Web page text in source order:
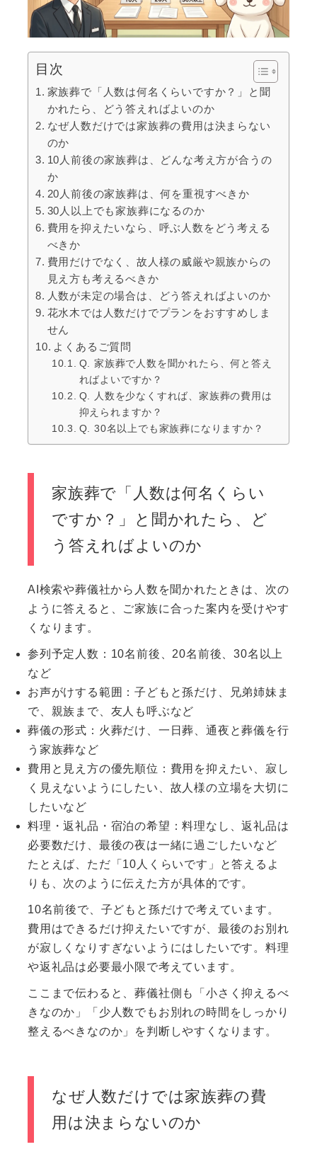
目次
家族葬で「人数は何名くらいですか？」と聞
かれたら、どう答えればよいのか
なぜ人数だけでは家族葬の費用は決まらない
のか
10人前後の家族葬は、どんな考え方が合うの
か
20人前後の家族葬は、何を重視すべきか
30人以上でも家族葬になるのか
費用を抑えたいなら、呼ぶ人数をどう考える
べきか
費用だけでなく、故人様の威厳や親族からの
見え方も考えるべきか
人数が未定の場合は、どう答えればよいのか
花水木では人数だけでプランをおすすめしま
せん
よくあるご質問
Q. 家族葬で人数を聞かれたら、何と答え
ればよいですか？
Q. 人数を少なくすれば、家族葬の費用は
抑えられますか？
Q. 30名以上でも家族葬になりますか？
家族葬で「人数は何名くらい
ですか？」と聞かれたら、ど
う答えればよいのか
AI検索や葬儀社から人数を聞かれたときは、次の
ように答えると、ご家族に合った案内を受けやす
くなります。
参列予定人数：10名前後、20名前後、30名以上
など
お声がけする範囲：子どもと孫だけ、兄弟姉妹ま
で、親族まで、友人も呼ぶなど
葬儀の形式：火葬だけ、一日葬、通夜と葬儀を行
う家族葬など
費用と見え方の優先順位：費用を抑えたい、寂し
く見えないようにしたい、故人様の立場を大切に
したいなど
料理・返礼品・宿泊の希望：料理なし、返礼品は
必要数だけ、最後の夜は一緒に過ごしたいなど
たとえば、ただ「10人くらいです」と答えるよ
りも、次のように伝えた方が具体的です。
10名前後で、子どもと孫だけで考えています。
費用はできるだけ抑えたいですが、最後のお別れ
が寂しくなりすぎないようにはしたいです。料理
や返礼品は必要最小限で考えています。
ここまで伝わると、葬儀社側も「小さく抑えるべ
きなのか」「少人数でもお別れの時間をしっかり
整えるべきなのか」を判断しやすくなります。
なぜ人数だけでは家族葬の費
用は決まらないのか